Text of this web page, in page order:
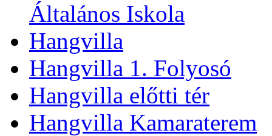
Általános Iskola
Hangvilla
Hangvilla 1. Folyosó
Hangvilla előtti tér
Hangvilla Kamaraterem